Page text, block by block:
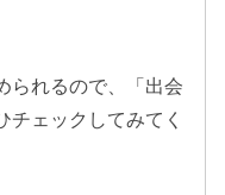
られるので、「出会
チェックしてみてく